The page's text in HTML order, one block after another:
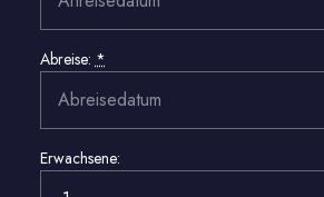
Abreise: *
Erwachsene: